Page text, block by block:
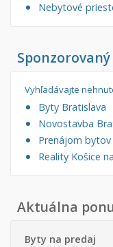
Nebytové
Vyhľadávajte
Byty Bratislava
Novostavba
Prenájom
Reality Košice
Aktuálna
Byty na predaj